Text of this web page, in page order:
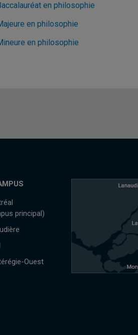
en philosophie
en philosophie
en philosophie
principal)
Ouest